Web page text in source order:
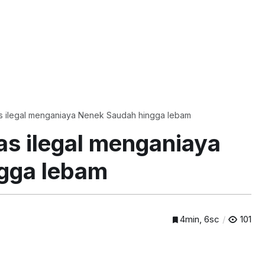
ilegal menganiaya Nenek Saudah hingga lebam
ilegal menganiaya
lebam
4min, 6sc 101